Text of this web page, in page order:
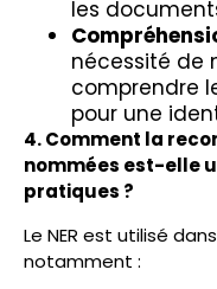
les
nécessité de
comprendre
pour une
4. Comment la
nommées est-elle
pratiques ?
Le NER est utilisé
notamment :